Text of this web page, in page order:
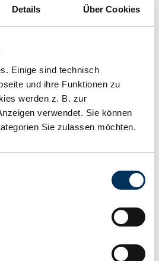
Details Über Cookies
Einige sind technisch
und ihre Funktionen zu
werden z. B. zur
verwendet. Sie können
Sie zulassen möchten.